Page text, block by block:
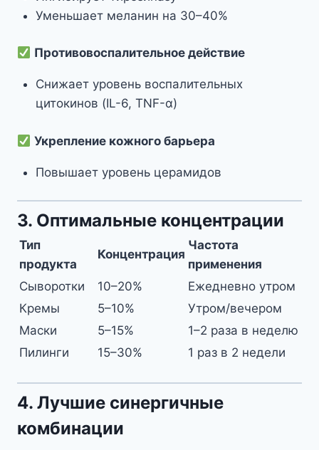
Уменьшает меланин на 30–40%
Противовоспалительное действие
Снижает уровень воспалительных
цитокинов (IL-6, TNF-α)
Укрепление кожного барьера
Повышает уровень церамидов
3. Оптимальные концентрации
Тип
продукта
Концентрация
Частота
применения
Сыворотки
10–20%
Ежедневно утром
Кремы
5–10%
Утром/вечером
Маски
5–15%
1–2 раза в неделю
Пилинги
15–30% 1 раз в 2 недели
4. Лучшие синергичные
комбинации